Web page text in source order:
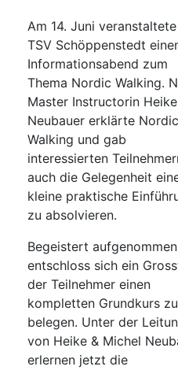
Am 14. Juni
TSV Schöppenstedt
Informationsabend zum
Thema Nordic Walking.
Master Instructorin Heike
Neubauer erklärte Nordic
Walking und gab
interessierten
auch die Gelegenheit
kleine praktische
zu absolvieren.
Begeistert aufgenommen
entschloss sich ein
der Teilnehmer einen
kompletten Grundkurs zu
belegen. Unter der
von Heike & Michel
erlernen jetzt die